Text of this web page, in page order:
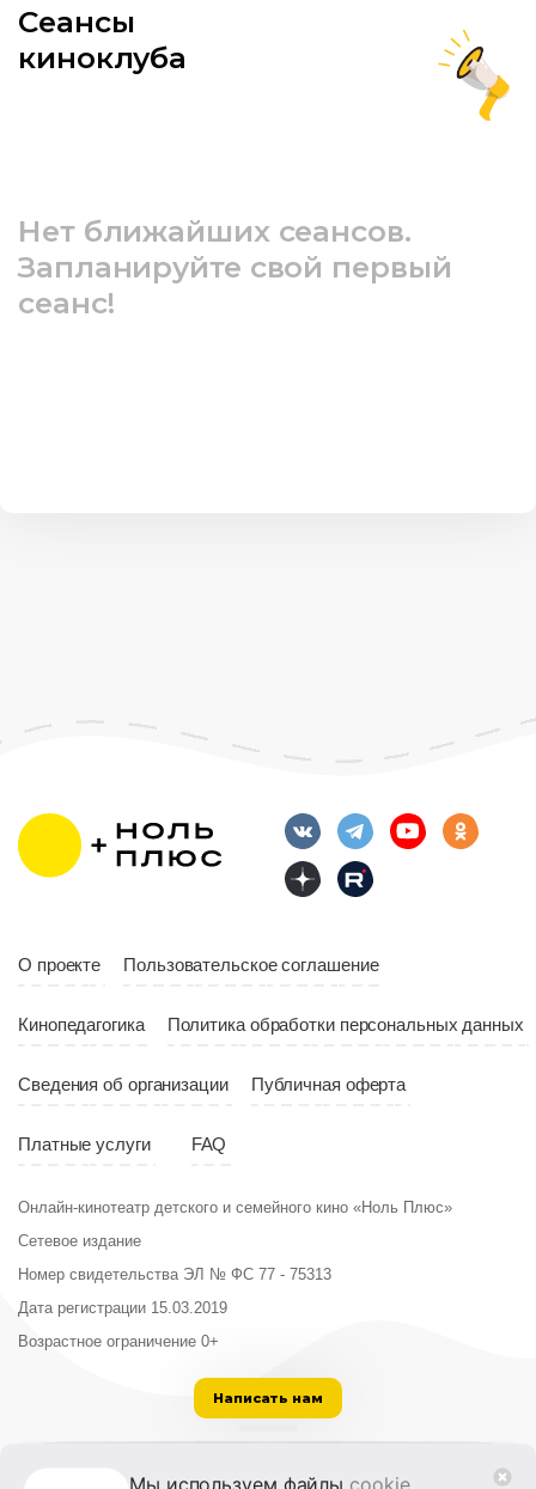
Мы используем файлы cookie,
Сеансы
киноклуба
Нет ближайших сеансов.
Запланируйте свой первый
сеанс!
О проекте Пользовательское соглашение
Кинопедагогика Политика обработки персональных данных
Сведения об организации Публичная оферта
Платные услуги FAQ
Онлайн-кинотеатр детского и семейного кино «Ноль Плюс»
Сетевое издание
Номер свидетельства ЭЛ № ФС 77 - 75313
Дата регистрации 15.03.2019
Возрастное ограничение 0+
Написать нам
ООО «Институт развития кино и медиа»